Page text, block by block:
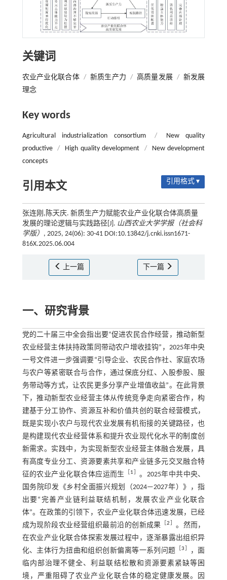
关键词
农业产业化联合体 / 新质生产力 / 高质量发展 / 新发展
理念
Key words
Agricultural industrialization consortium /
New quality
productive
/ High quality development /
New development
concepts
引用本文 引用格式 ▾
张连刚,陈天庆. 新质生产力赋能农业产业化联合体高质量
发展的理论逻辑与实践路径[J]. 山西农业大学学报（社会科
学版） , 2025, 24(06): 30-41 DOI:10.13842/j.cnki.issn1671-
816X.2025.06.004
上一篇 下一篇
一、研究背景
党的二十届三中全会指出要“促进农民合作经营，推动新型
农业经营主体扶持政策同带动农户增收挂钩”，2025年中央
一号文件进一步强调要“引导企业、农民合作社、家庭农场
与农户等紧密联合与合作，通过保底分红、入股参股、服
务带动等方式，让农民更多分享产业增值收益”。在此背景
下，推动新型农业经营主体从传统竞争走向紧密合作，构
建基于分工协作、资源互补和价值共创的联合经营模式，
既是实现小农户与现代农业发展有机衔接的关键路径，也
是构建现代农业经营体系和提升农业现代化水平的制度创
新需求。实践中，为实现新型农业经营主体融合发展，具
有高度专业分工、资源要素共享和产业链多元交叉融合特
征的农业产业化联合体应运而生
1
。2025年中共中央、
国务院印发《乡村全面振兴规划（2024—2027年）》，指
出要“完善产业链利益联结机制，发展农业产业化联合
体”。在政策的引领下，农业产业化联合体迅速发展，已经
成为现阶段农业经营组织最前沿的创新成果 ［2
。然而，
在农业产业化联合体探索发展过程中，逐渐暴露出组织异
化、主体行为扭曲和组织创新偏离等一系列问题 ［3
，面
临内部治理不健全、利益联结松散和资源要素紧缺等困
境，严重阻碍了农业产业化联合体的稳定健康发展。因